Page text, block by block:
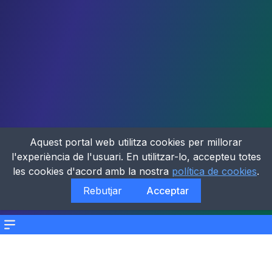
Menu
Aquest portal web utilitza cookies per millorar
l'experiència de l'usuari. En utilitzar-lo, accepteu totes
les cookies d'acord amb la nostra política de cookies.
Rebutjar
Acceptar